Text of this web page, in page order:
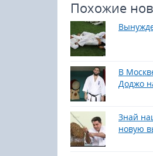
Похожие
В
Доджо
Знай
новую